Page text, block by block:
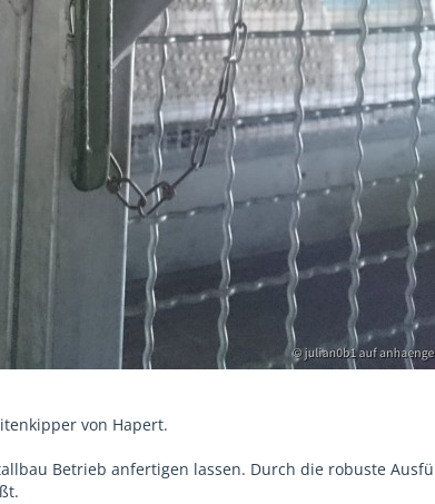
von Hapert.
Betrieb anfertigen lassen. Durch die robuste